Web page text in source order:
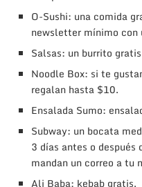
O-Sushi: una comida
newsletter mínimo con
Salsas: un burrito
Noodle Box: si te
regalan hasta $10.
Ensalada Sumo:
Subway: un bocata
3 días antes o
mandan un correo a tu
Ali Baba: kebab gratis.